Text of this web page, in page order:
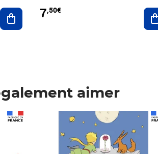
Ajouter au panier
7,50€
aimer
Prix 7,50€